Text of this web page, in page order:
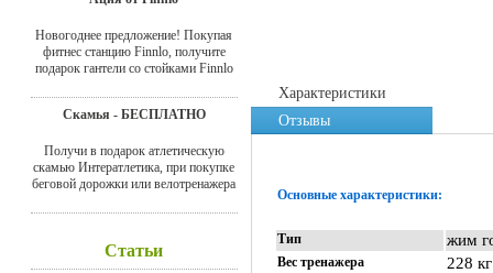
Новогоднее предложение! Покупая
фитнес станцию Finnlo, получите
подарок гантели со стойками Finnlo
Скамья - БЕСПЛАТНО
Получи в подарок атлетическую
скамью Интератлетика, при покупке
беговой дорожки или велотренажера
Статьи
Характеристики
Отзывы
Основные характеристики:
Тип жим
Вес тренажера 228 кг